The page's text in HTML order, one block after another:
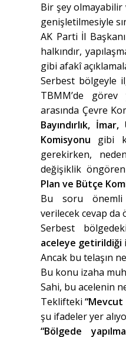
Bir şey olmayabilir
genişletilmesiyle
AK Parti İl
halkındır,
gibi afakî
Serbest bölgeyle
TBMM’de
arasında Çevre
Bayındırlık,
Komisyonu gibi
gerekirken,
değişiklik
Plan ve Bütçe
Bu soru
verilecek cevap da
Serbest
aceleye getirildiği
Ancak bu telaşın
Bu konu izaha
Sahi, bu acelenin
Teklifteki“Mevcut
şu ifadeler yer
“Bölgede